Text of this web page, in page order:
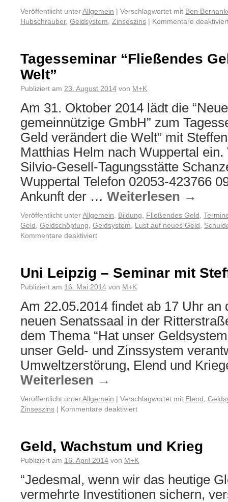
Veröffentlicht unterAllgemein | Verschlagwortet mit Ben
Hubschrauber, Geldsystem Zinseszins | Kommentare
Tagesseminar “Fließendes
Welt”
Publiziert am 23. August 2014 von M+K
Am 31. Oktober 2014 lädt die
gemeinnützige GmbH” zum
Geld verändert die Welt” mit
Matthias Helm nach Wuppertal
Silvio-Gesell-Tagungsstätte
Wuppertal Telefon 02053-423766
Ankunft der … Weiterlesen →
Veröffentlicht unterAllgemein Bildung Fließendes Geld
Geld Geldschöpfung Geldsystem Lust auf neues Geld
Kommentare deaktiviert
Uni Leipzig – Seminar mit
Publiziert am 16. Mai 2014 von M+K
Am 22.05.2014 findet ab 17 Uhr an
neuen Senatssaal in der
dem Thema “Hat unser
unser Geld- und Zinssystem
Umweltzerstörung, Elend und
Weiterlesen →
Veröffentlicht unterAllgemein | Verschlagwortet mit Elend
Zinseszins | Kommentare deaktiviert
Geld, Wachstum und Krieg
Publiziert am 16. April 2014 von M+K
“Jedesmal, wenn wir das heutige
vermehrte Investitionen sichern,